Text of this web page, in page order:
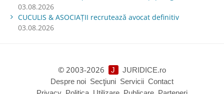
03.08.2026
CUCULIS & ASOCIAȚII recrutează avocat definitiv
03.08.2026
© 2003-2026 J
JURIDICE.ro
Despre noi Secţiuni Servicii Contact